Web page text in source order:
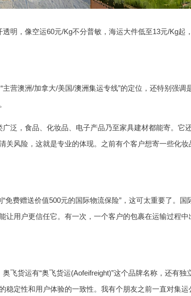
明，像空运60元/Kg不分普敏，海运大件低至13元/Kg
主营澳洲/加拿大/美国/澳洲集运专线”的定位，还特别强调
泛，食品、化妆品、电子产品乃至家具建材都能寄。它
风险，这就是专业的体现。之前有个客户想寄一些化
费赠送价值500元的国际物流保险”，这可太重要了。
用户更信任它。有一次，一个客户的包裹在运输过程
飞货运有“奥飞货运(Aofeifreight)”这个品牌名称，还有独
定性和用户体验的一致性。我有个朋友之前一直对集